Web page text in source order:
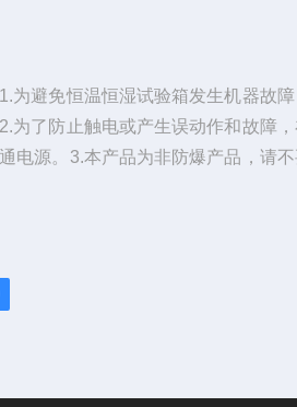
糊、脆化、强度下降及氧化。设备
为避免恒温恒湿试验箱发生机器故
为了防止触电或产生误动作和故障
电源。3.本产品为非防爆产品，请
作，5.禁止擅自拆卸、加工、改造